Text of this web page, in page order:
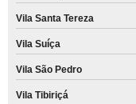
Vila Santa Tereza
Vila Suíça
Vila São Pedro
Vila Tibiriçá